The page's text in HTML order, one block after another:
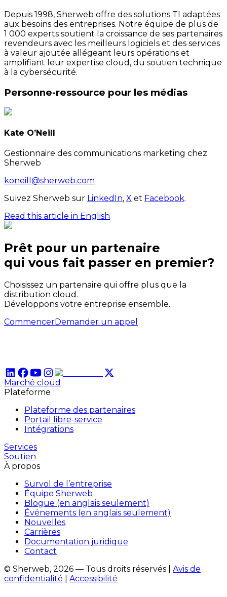
Depuis 1998, Sherweb offre des solutions TI adaptées
aux besoins des entreprises. Notre équipe de plus de
1 000 experts soutient la croissance de ses partenaires
revendeurs avec les meilleurs logiciels et des services
à valeur ajoutée allégeant leurs opérations et
amplifiant leur expertise cloud, du soutien technique
à la cybersécurité.
Personne-ressource pour les médias
Kate O’Neill
Gestionnaire des communications marketing chez
Sherweb
koneill@sherweb.com
Suivez Sherweb sur LinkedIn, X et Facebook.
Read this article in English
Prêt pour un partenaire
qui vous fait passer en premier?
Choisissez un partenaire qui offre plus que la
distribution cloud.
Développons votre entreprise ensemble.
CommencerDemander un appel
Marché cloud
Plateforme
Plateforme des partenaires
Portail libre-service
Intégrations
Services
Soutien
À propos
Survol de l’entreprise
Équipe Sherweb
Blogue (en anglais seulement)
Événements (en anglais seulement)
Nouvelles
Carrières
Documentation juridique
Contact
© Sherweb, 2026 — Tous droits réservés
Avis de
confidentialité
Accessibilité